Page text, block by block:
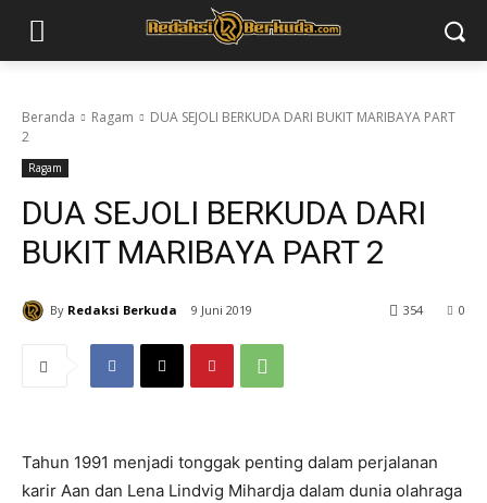
Beranda Ragam
DUA SEJOLI BERKUDA DARI BUKIT MARIBAYA PART
2
Ragam
DUA SEJOLI BERKUDA DARI
BUKIT MARIBAYA PART 2
By Redaksi Berkuda 9 Juni 2019 0
354
Tahun 1991 menjadi tonggak penting dalam perjalanan
karir Aan dan Lena Lindvig Mihardja dalam dunia olahraga